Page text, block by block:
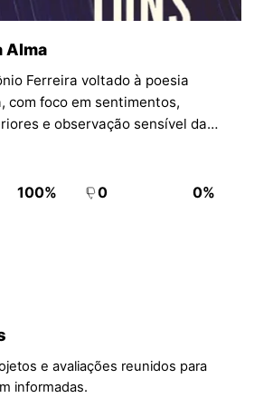
Alma
Ferreira voltado à poesia
com foco em sentimentos,
e observação sensível da
100% 0 0%
e avaliações reunidos para
informadas.